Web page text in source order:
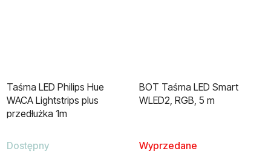
Taśma LED Philips Hue
WACA Lightstrips plus
przedłużka 1m
Dostępny
BOT Taśma LED Smart
WLED2, RGB, 5 m
Wyprzedane